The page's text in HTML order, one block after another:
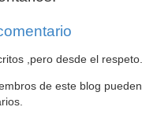
,pero desde el respeto.
de este blog pueden